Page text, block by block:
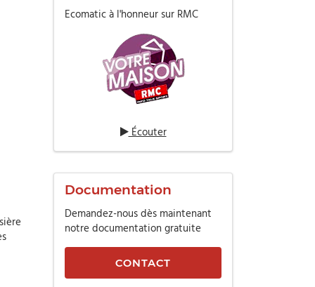
Ecomatic à l'honneur sur RMC
Écouter
Documentation
Demandez-nous dès maintenant
notre documentation gratuite
CONTACT